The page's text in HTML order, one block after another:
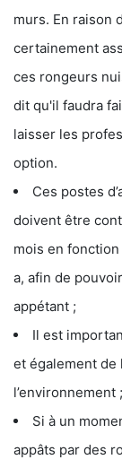
murs. En raison
certainement
ces rongeurs
dit qu'il faudra
laisser les
option.
Ces postes
doivent être
mois en
a, afin de
appétant ;
Il est
et également de
l’environnement ;
Si à un
appâts par des